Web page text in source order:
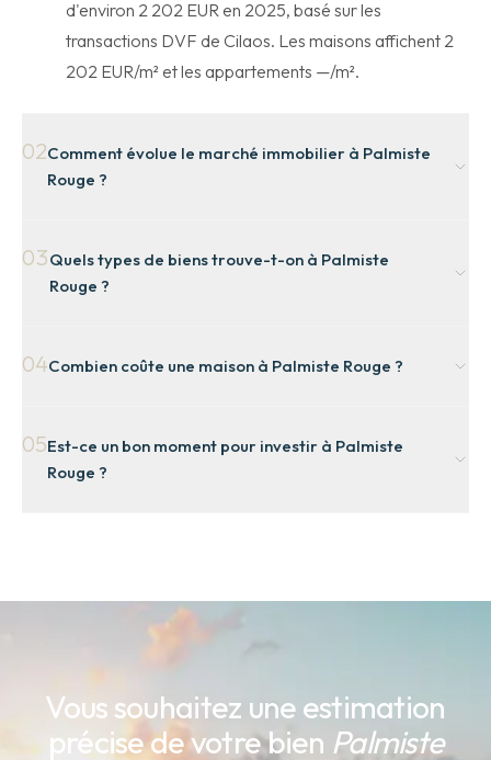
d'environ 2 202 EUR en 2025, basé sur les
transactions DVF de Cilaos. Les maisons affichent 2
202 EUR/m² et les appartements —/m².
02Comment évolue le marché immobilier à Palmiste
Rouge ?
affiche une évolution de -37,2 % sur 1 an, -2,7 % sur 5
ans et +33,7 % sur 10 ans (données DVF 2014-2025).
03Quels types de biens trouve-t-on à Palmiste
Rouge ?
42 % des transactions, les appartements 0 % et les
04Combien coûte une maison à Palmiste Rouge ?
estimé à 2 202 EUR/m², basé sur 40 ventes
communales entre 2024 et 2025.
05Est-ce un bon moment pour investir à Palmiste
Rouge ?
fiscaux Outre-Mer (Pinel DOM, Girardin) renforcent
Vous souhaitez une estimation
précise de votre bien Palmiste